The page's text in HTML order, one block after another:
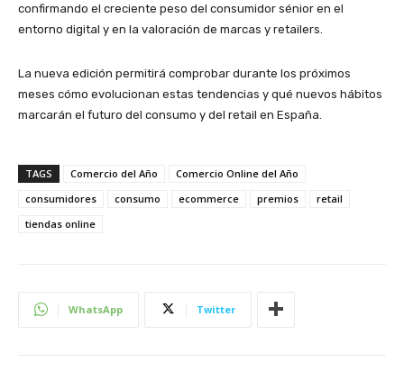
confirmando el creciente peso del consumidor sénior en el
entorno digital y en la valoración de marcas y retailers.
La nueva edición permitirá comprobar durante los próximos
meses cómo evolucionan estas tendencias y qué nuevos hábitos
marcarán el futuro del consumo y del retail en España.
TAGS Comercio del Año
Comercio Online del Año
consumidores
consumo ecommerce premios
retail
tiendas online
WhatsApp Twitter